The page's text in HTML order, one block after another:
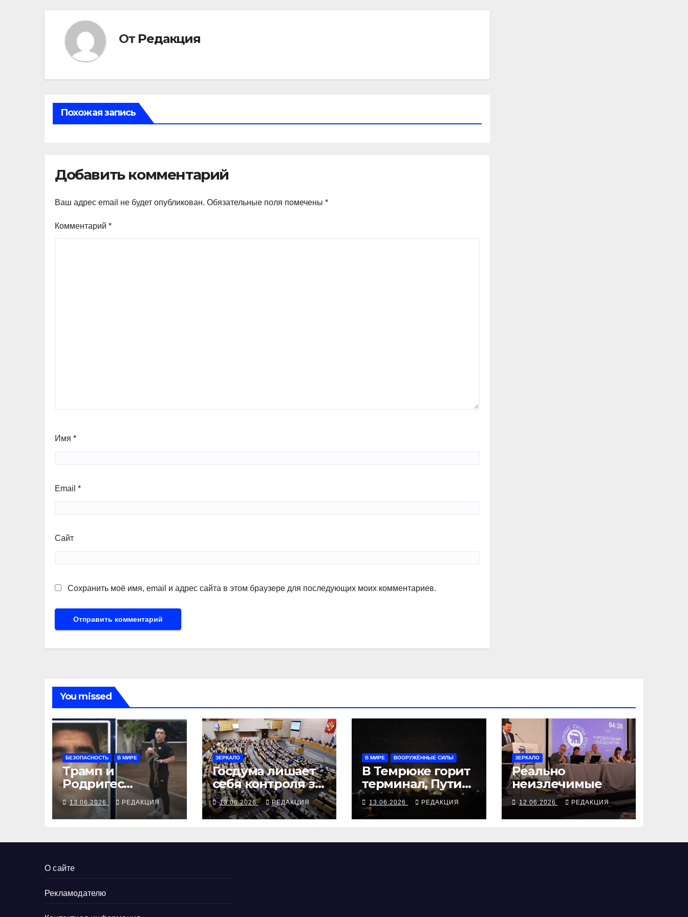
От Редакция
Похожая запись
Добавить комментарий
Ваш адрес email не будет опубликован. Обязательные поля помечены *
Комментарий *
Имя *
Email *
Сайт
Сохранить моё имя, email и адрес сайта в этом браузере для последующих моих комментариев.
You missed
БЕЗОПАСНОСТЬ В МИРЕ
Трамп и
Родригес
совместно
ликвидировали
Герреро
13.06.2026 РЕДАКЦИЯ
ЗЕРКАЛО
Госдума лишает
себя контроля за
бюджетом
13.06.2026 РЕДАКЦИЯ
В МИРЕ ВООРУЖЁННЫЕ СИЛЫ
В Темрюке горит
терминал, Путин
заклинает БПЛА
13.06.2026 РЕДАКЦИЯ
ЗЕРКАЛО
Реально
неизлечимые
12.06.2026 РЕДАКЦИЯ
О сайте
Рекламодателю